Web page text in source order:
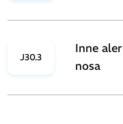
J30.3
Inne
nosa